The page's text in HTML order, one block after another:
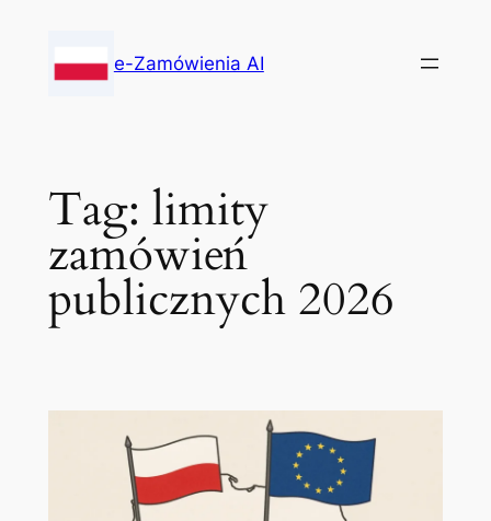
content
e-Zamówienia AI
Tag: limity
zamówień
publicznych 2026